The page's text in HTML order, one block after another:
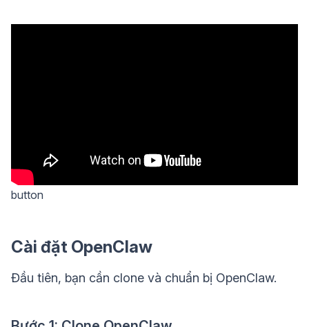
button
Cài đặt OpenClaw
Đầu tiên, bạn cần clone và chuẩn bị OpenClaw.